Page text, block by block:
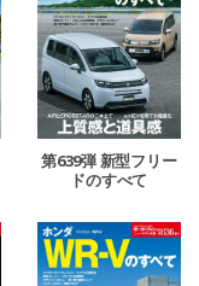
第639弾 新型フリー
ドのすべて